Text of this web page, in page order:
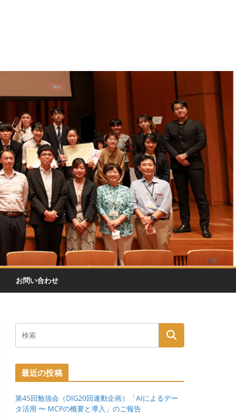
お問い合わせ
最近の投稿
第45回勉強会（DIG20回連動企画）「AIによるデー
タ活用 〜 MCPの概要と導入」のご報告